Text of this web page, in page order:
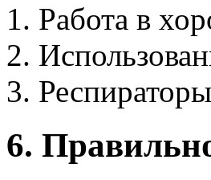
Работа в
6.